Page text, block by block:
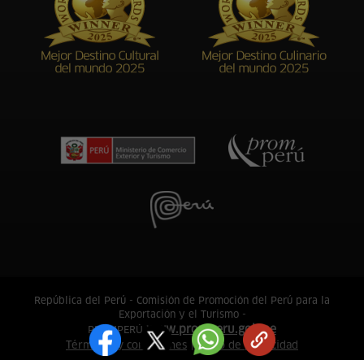
República del Perú - Comisión de Promoción del Perú para la
Exportación y el Turismo -
PROMPERÚ www.promperu.gob.pe
Términos y condiciones | Aviso de privacidad